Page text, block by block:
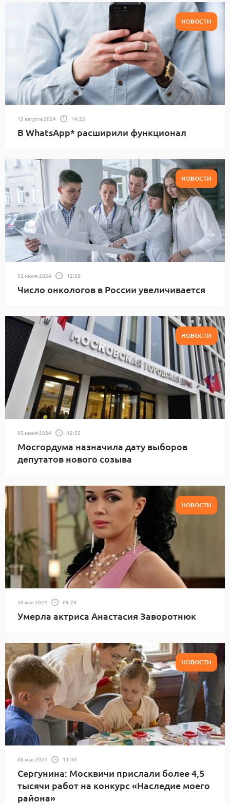
НОВОСТИ
15 августа 2024 14:25
В WhatsApp* расширили функционал
НОВОСТИ
02 июля 2024 12:25
Число онкологов в России увеличивается
НОВОСТИ
05 июня 2024 12:55
Мосгордума назначила дату выборов
депутатов нового созыва
НОВОСТИ
30 мая 2024 09:20
Умерла актриса Анастасия Заворотнюк
НОВОСТИ
06 мая 2024 11:40
Сергунина: Москвичи прислали более 4,5
тысячи работ на конкурс «Наследие моего
района»